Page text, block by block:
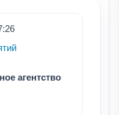
агентство